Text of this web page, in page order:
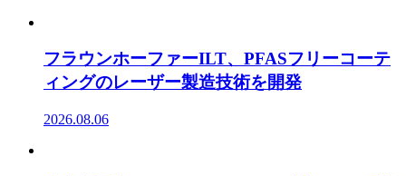
フラウンホーファーILT、PFASフリーコーテ
ィングのレーザー製造技術を開発
2026.08.06